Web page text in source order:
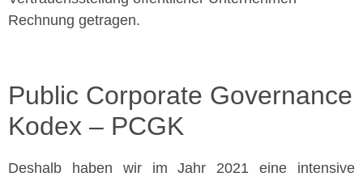
Rechnung getragen.
Public Corporate Governance
Kodex – PCGK
Deshalb haben wir im Jahr 2021 eine intensive